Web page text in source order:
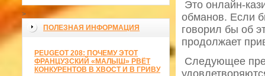
>
ПОЛЕЗНАЯ ИНФОРМАЦИЯ
PEUGEOT 208: ПОЧЕМУ ЭТОТ
ФРАНЦУЗСКИЙ «МАЛЫШ» РВЁТ
КОНКУРЕНТОВ В ХВОСТ И В ГРИВУ
Это онлайн-
обманов. Если
говорил бы об
продолжает
Следующее